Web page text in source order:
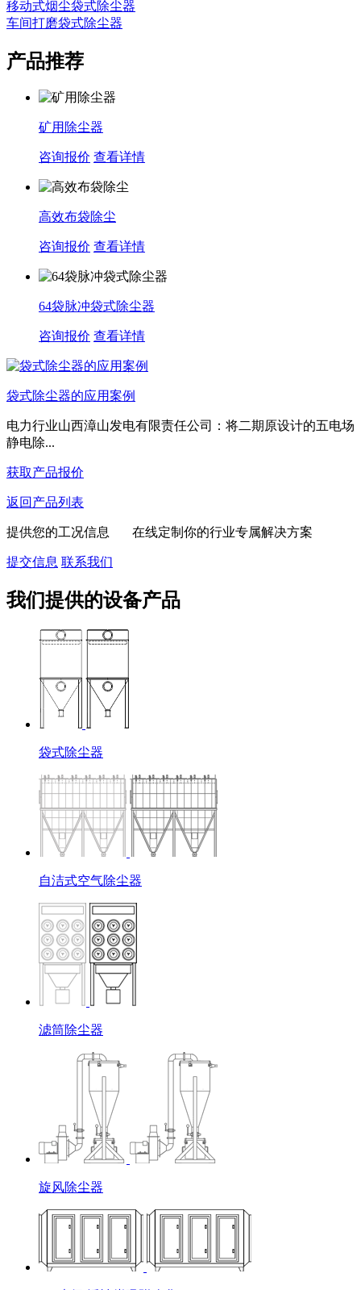
移动式烟尘袋式除尘器
车间打磨袋式除尘器
产品推荐
矿用除尘器
咨询报价 查看详情
高效布袋除尘
咨询报价 查看详情
64袋脉冲袋式除尘器
咨询报价 查看详情
袋式除尘器的应用案例
电力行业山西漳山发电有限责任公司：将二期原设计的五电场
静电除...
获取产品报价
返回产品列表
提供您的工况信息 在线定制你的行业专属解决方案
提交信息 联系我们
我们提供的设备产品
袋式除尘器
自洁式空气除尘器
滤筒除尘器
旋风除尘器